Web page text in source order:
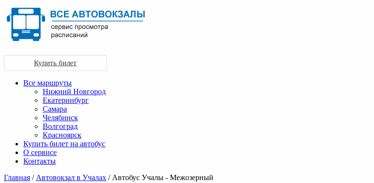
Купить билет
Все маршруты
Нижний Новгород
Екатеринбург
Самара
Челябинск
Волгоград
Красноярск
Купить билет на автобус
О сервисе
Контакты
Главная / Автовокзал в Учалах / Автобус Учалы - Межозерный